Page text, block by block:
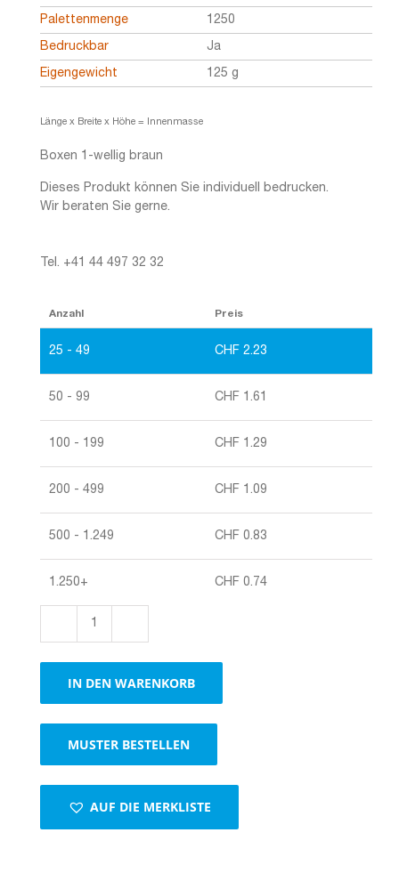
Palettenmenge 1250
Bedruckbar Ja
Eigengewicht 125 g
Länge x Breite x Höhe = Innenmasse
Boxen 1-wellig braun
Dieses Produkt können Sie individuell bedrucken.
Wir beraten Sie gerne.
Tel. +41 44 497 32 32
Anzahl Preis
25 - 49 CHF 2.23
50 - 99 CHF 1.61
100 - 199 CHF 1.29
200 - 499 CHF 1.09
500 - 1.249 CHF 0.83
1.250+ CHF 0.74
braun
Menge
IN DEN WARENKORB
MUSTER BESTELLEN
AUF DIE MERKLISTE